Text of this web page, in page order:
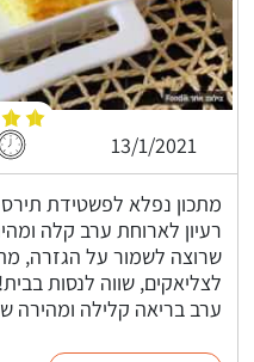
13/1/2021
מתכון נפלא לפשטידת תירס
רעיון לארוחת ערב קלה
שרוצה לשמור על הגזרה,
לצליאקים, שווה לנסות
ערב בריאה קלילה ומהירה